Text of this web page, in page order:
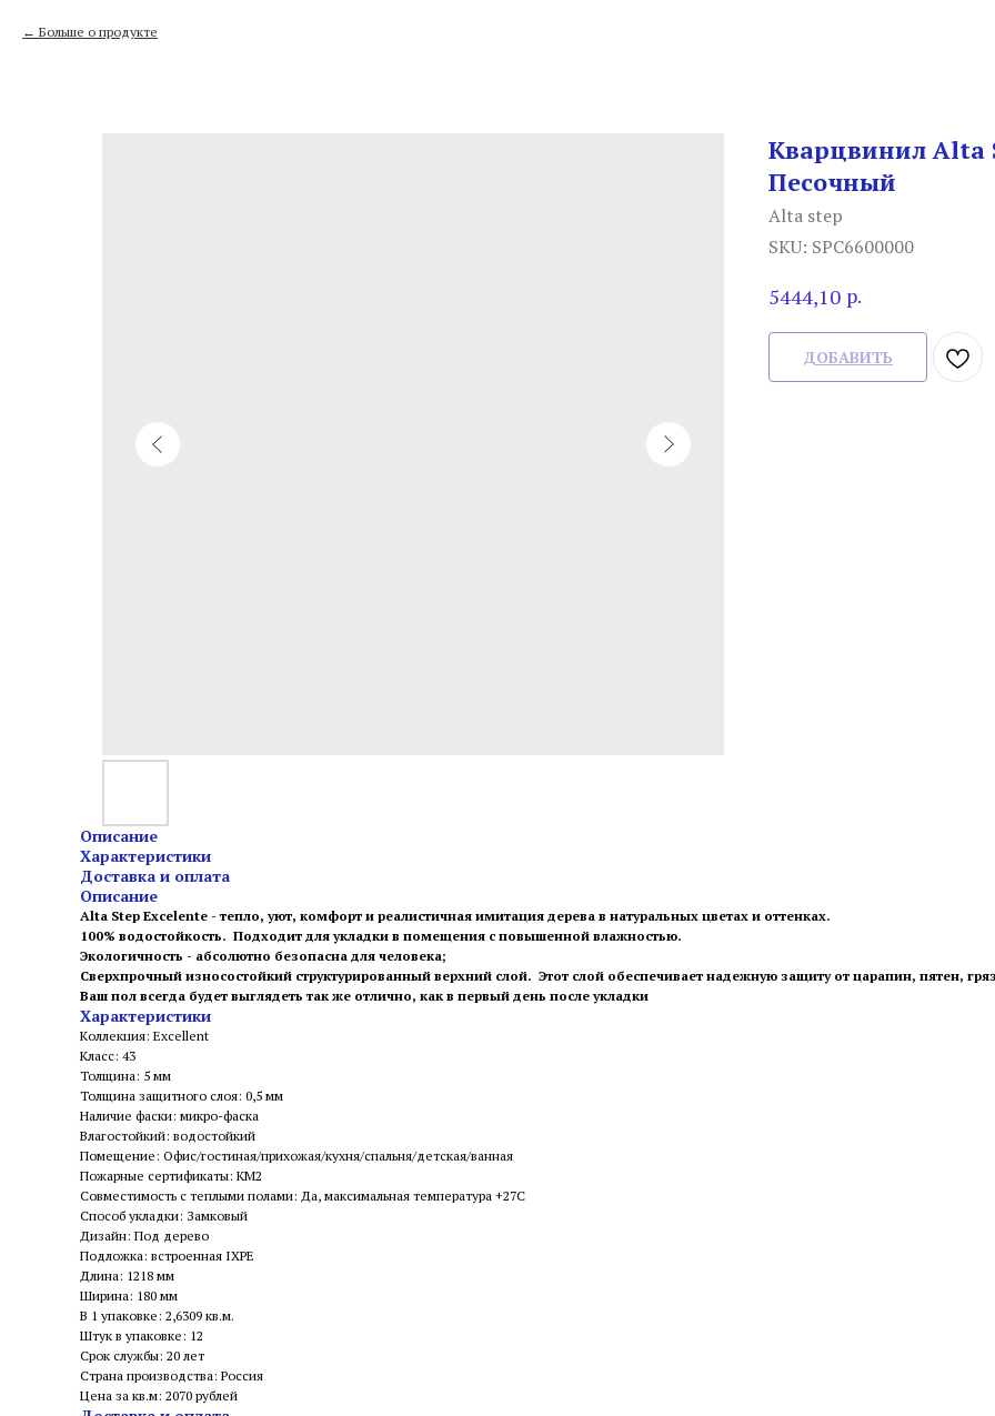
Больше о продукте
Кварцвинил Alta
Песочный
Alta step
SKU: SPC6600000
5444,10 р.
ДОБАВИТЬ
Описание
Характеристики
Доставка и оплата
Описание
Alta Step Excelente - тепло, уют, комфорт и реалистичная имитация дерева в натуральных цветах и оттенках.
100% водостойкость. Подходит для укладки в помещения с повышенной влажностью.
Экологичность - абсолютно безопасна для человека;
Сверхпрочный износостойкий структурированный верхний слой. Этот слой обеспечивает надежную защиту от царапин, пятен,
Ваш пол всегда будет выглядеть так же отлично, как в первый день после укладки
Характеристики
Коллекция: Excellent
Класс: 43
Толщина: 5 мм
Толщина защитного слоя: 0,5 мм
Наличие фаски: микро-фаска
Влагостойкий: водостойкий
Помещение: Офис/гостиная/прихожая/кухня/спальня/детская/ванная
Пожарные сертификаты: КМ2
Совместимость с теплыми полами: Да, максимальная температура +27С
Способ укладки: Замковый
Дизайн: Под дерево
Подложка: встроенная IXPE
Длина: 1218 мм
Ширина: 180 мм
В 1 упаковке: 2,6309 кв.м.
Штук в упаковке: 12
Срок службы: 20 лет
Страна производства: Россия
Цена за кв.м: 2070 рублей